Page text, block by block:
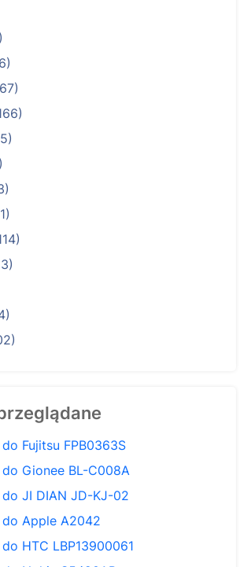
Fujitsu FPB0363S
Gionee BL-C008A
do JI DIAN JD-KJ-02
do Apple A2042
HTC LBP13900061